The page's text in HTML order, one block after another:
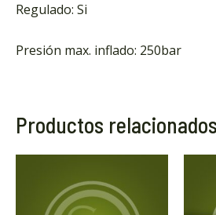
Regulado: Si
Presión max. inflado: 250bar
Productos relacionados